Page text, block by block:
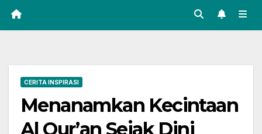
CERITA INSPIRASI
Menanamkan Kecintaan
Al Qur’an Sejak Dini